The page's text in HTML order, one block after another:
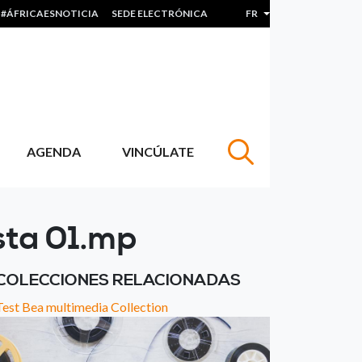
#ÁFRICAESNOTICIA SEDE ELECTRÓNICA FR Lister les actions
AGENDA VINCÚLATE
01.mp
RELACIONADAS
Bea multimedia Collection